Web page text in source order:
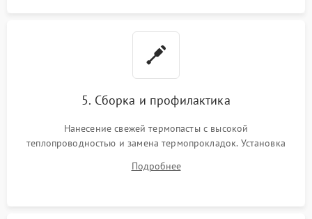
5. Сборка и профилактика
Нанесение свежей термопасты с высокой
теплопроводностью и замена термопрокладок. Установка
шлейфов, модулей памяти и накопителей. Предварительная
Подробнее